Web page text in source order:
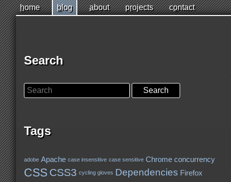
Jump
to
home blog about projects contact
Search
Search
Tags
adobe Apache case insensitive case sensitive Chrome concurrency
CSS CSS3 cycling gloves Dependencies Firefox